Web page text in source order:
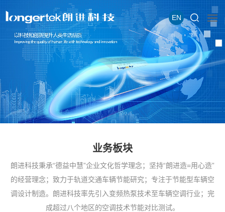
EN
业务板块
朗进科技秉承“德益中慧”企业文化哲学理念；坚持“朗进造=用心造”
的经营理念；致力于轨道交通车辆节能研究；专注于节能型车辆空
调设计制造。朗进科技率先引入变频热泵技术至车辆空调行业；完
成超过八个地区的空调技术节能对比测试。